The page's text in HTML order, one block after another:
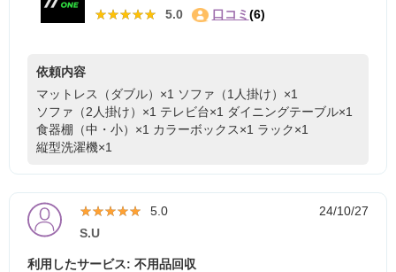
★★★★★
★★★★★ 5.0 口コミ (6)
依頼内容
マットレス（ダブル）×1 ソファ（1人掛け）×1
ソファ（2人掛け）×1 テレビ台×1 ダイニングテーブル×1
食器棚（中・小）×1 カラーボックス×1 ラック×1
縦型洗濯機×1
★★★★★
★★★★★ 5.0
24/10/27
S.U
利用したサービス: 不用品回収